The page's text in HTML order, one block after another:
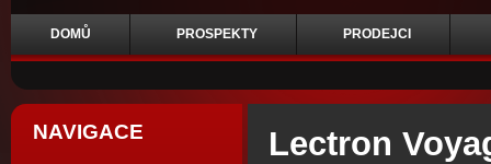
DOMŮ PROSPEKTY PRODEJCI
NAVIGACE Lectron